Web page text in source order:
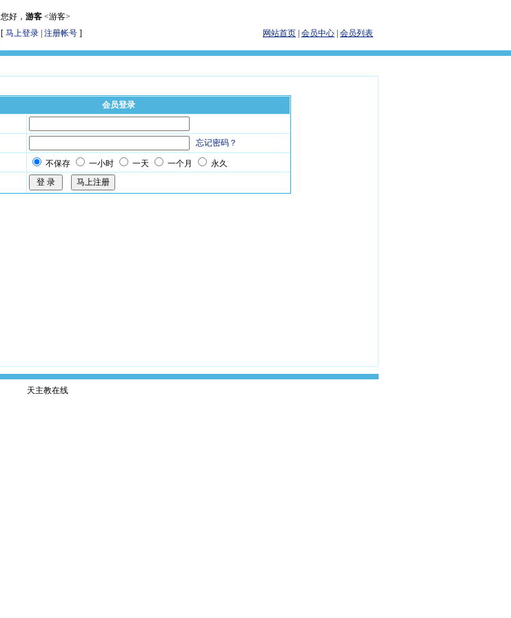
您好， 游客 <游客>
[ 马上登录 注册帐号 ] 网站首页 会员中心 会员列表
会员登录
忘记密码？
不保存 一小时 一天 一个月 永久
天主教在线